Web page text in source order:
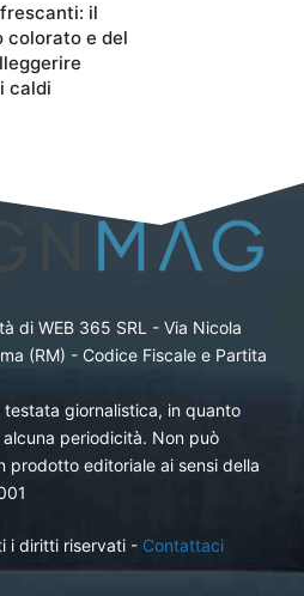
il
e del
caldi
di WEB 365 SRL - Via Nicola
(RM) - Codice Fiscale e Partita
testata giornalistica, in quanto
periodicità. Non può
prodotto editoriale ai sensi della
i diritti riservati - Contattaci